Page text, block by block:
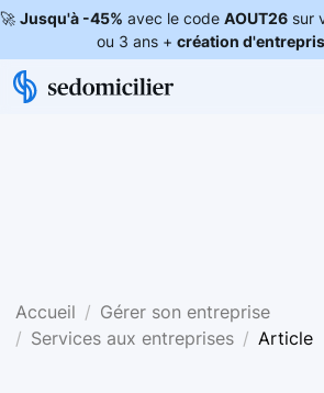
🚀 Jusqu'à -45% avec le code AOUT26 sur
ou 3 ans + création
Accueil
Gérer son entreprise
Services aux entreprises
Article